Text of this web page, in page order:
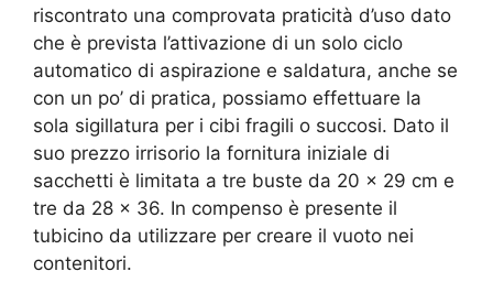
riscontrato una comprovata praticità d’uso dato
che è prevista l’attivazione di un solo ciclo
automatico di aspirazione e saldatura, anche se
con un po’ di pratica, possiamo effettuare la
sola sigillatura per i cibi fragili o succosi. Dato il
suo prezzo irrisorio la fornitura iniziale di
sacchetti è limitata a tre buste da 20 x 29 cm e
tre da 28 x 36. In compenso è presente il
tubicino da utilizzare per creare il vuoto nei
contenitori.